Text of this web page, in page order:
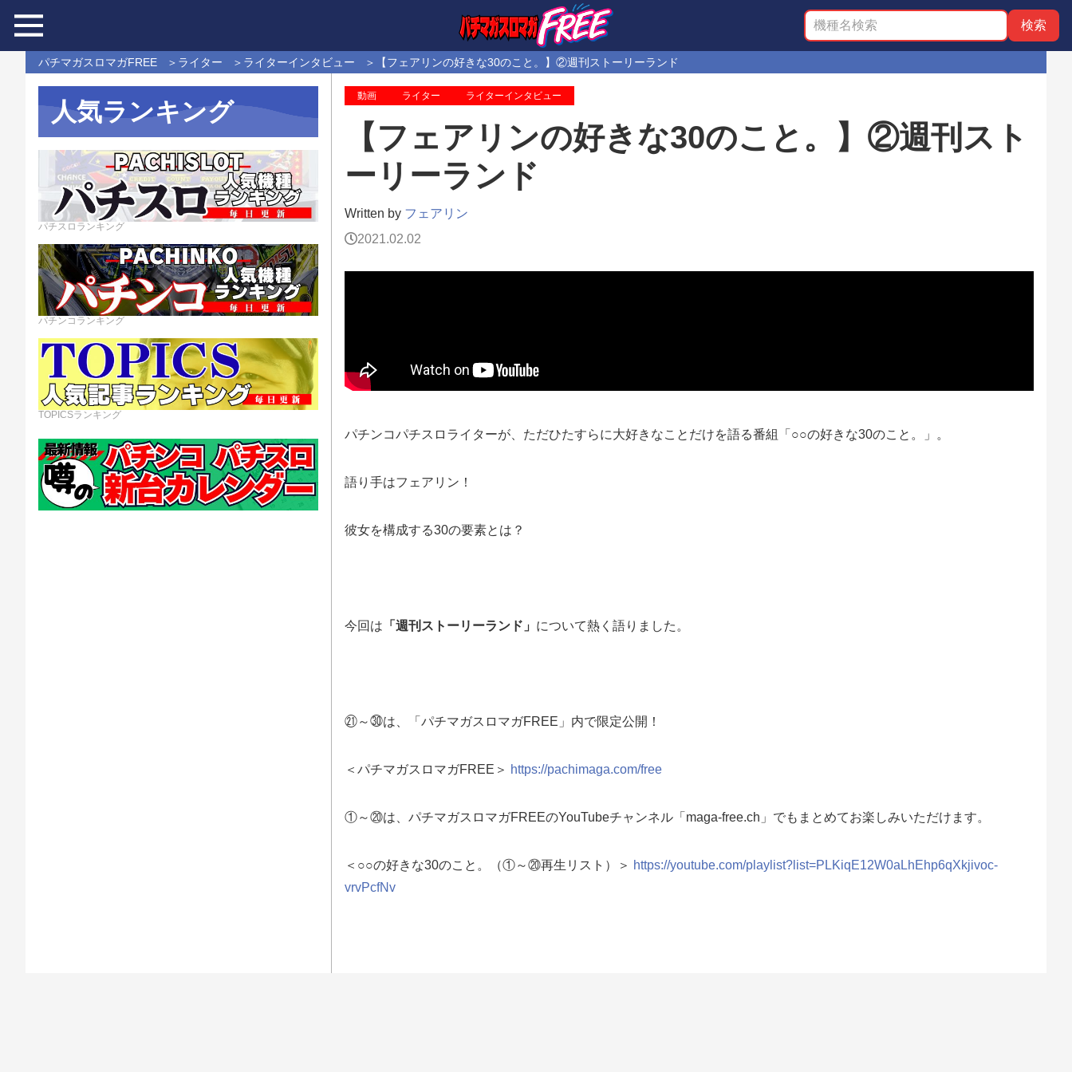
パチマガスロマガFREE ライター ライターインタビュー 【フェアリンの好きな30のこと。】②週刊ストーリーランド
動画 ライター ライターインタビュー
【フェアリンの好きな30のこと。】②週刊スト
ーリーランド
Written by フェアリン
2021.02.02
パチンコパチスロライターが、ただひたすらに大好きなことだけを語る番組「○○の好きな30のこと。」。
語り手はフェアリン！
彼女を構成する30の要素とは？
今回は 「週刊ストーリーランド」 について熱く語りました。
㉑～㉚は、「パチマガスロマガFREE」内で限定公開！
＜パチマガスロマガFREE＞ https://pachimaga.com/free
①～⑳は、パチマガスロマガFREEのYouTubeチャンネル「maga-free.ch」でもまとめてお楽しみいただけます。
＜○○の好きな30のこと。（①～⑳再生リスト）＞ https://youtube.com/playlist?list=PLKiqE12W0aLhEhp6qXkjivoc-
vrvPcfNv
人気ランキング
パチスロランキング
パチンコランキング
TOPICSランキング